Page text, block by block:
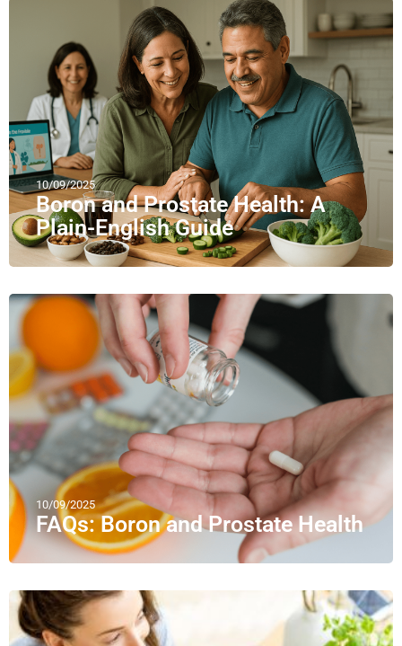
10/09/2025
Boron and Prostate Health: A
Plain-English Guide
10/09/2025
FAQs: Boron and Prostate Health